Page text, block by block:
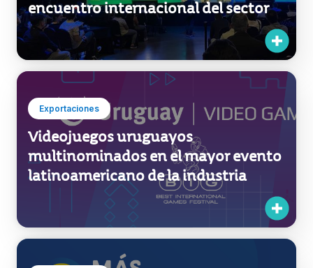
Exportaciones
Videojuegos uruguayos
multinominados en el mayor evento
latinoamericano de la industria
Uruguay XXI continúa en Soriano
con el ciclo de talleres +COMERCIO